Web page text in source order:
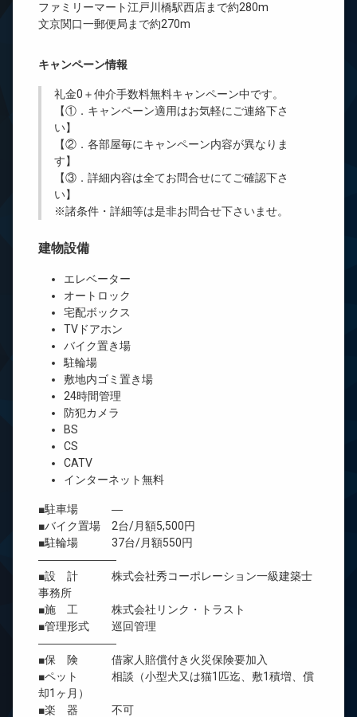
ファミリーマート江戸川橋駅西店まで約280m
文京関口一郵便局まで約270m
キャンペーン情報
礼金0 ＋仲介手数料無料キャンペーン中です。
【①．キャンペーン適用はお気軽にご連絡下さ
い】
【②．各部屋毎にキャンペーン内容が異なりま
す】
【③．詳細内容は全てお問合せにてご確認下さ
い】
※諸条件・詳細等は是非お問合せ下さいませ。
建物設備
エレベーター
オートロック
宅配ボックス
TVドアホン
バイク置き場
駐輪場
敷地内ゴミ置き場
24時間管理
防犯カメラ
BS
CS
CATV
インターネット無料
■駐車場 ―
■バイク置場 2台/月額5,500円
■駐輪場 37台/月額550円
―――――――
■設 計 株式会社秀コーポレーション一級建築士
事務所
■施 工 株式会社リンク・トラスト
■管理形式 巡回管理
―――――――
■保 険 借家人賠償付き火災保険要加入
■ペット 相談（小型犬又は猫1匹迄、敷1積増、償
却1ヶ月）
■楽 器 不可